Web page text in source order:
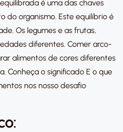
é uma das chaves
do organismo. Este equilíbrio é
Os legumes e as frutas,
diferentes. Comer arco-
alimentos de cores diferentes
Conheça o significado E o que
nos nosso desafio